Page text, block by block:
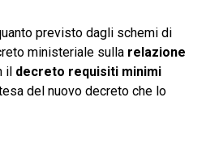
previsto dagli schemi di
ministeriale sulla relazione
il decreto requisiti minimi
del nuovo decreto che lo